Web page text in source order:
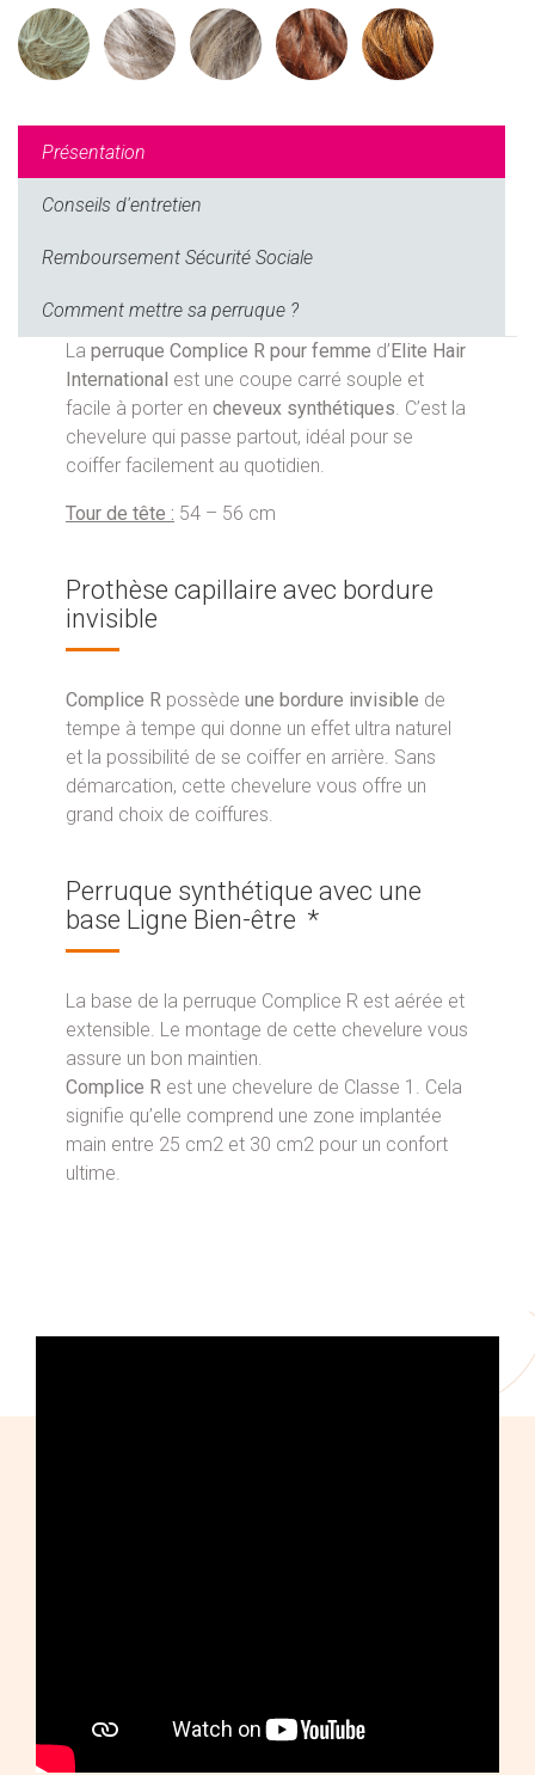
Présentation
Conseils d'entretien
Remboursement Sécurité Sociale
Comment mettre sa perruque ?
La perruque Complice R pour femme d’Elite Hair
International est une coupe carré souple et
facile à porter en cheveux synthétiques . C’est la
chevelure qui passe partout, idéal pour se
coiffer facilement au quotidien.
Tour de tête : 54 – 56 cm
Prothèse capillaire avec bordure
invisible
Complice R possède une bordure invisible de
tempe à tempe qui donne un effet ultra naturel
et la possibilité de se coiffer en arrière. Sans
démarcation, cette chevelure vous offre un
grand choix de coiffures.
Perruque synthétique avec une
base Ligne Bien-être *
La base de la perruque Complice R est aérée et
extensible. Le montage de cette chevelure vous
assure un bon maintien.
Complice R est une chevelure de Classe 1. Cela
signifie qu’elle comprend une zone implantée
main entre 25 cm2 et 30 cm2 pour un confort
ultime.